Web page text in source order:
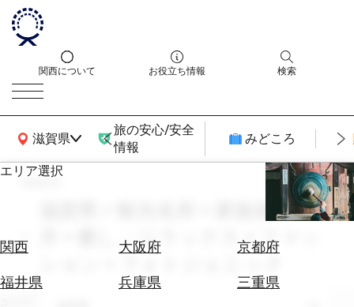
関西について お役立ち情報 検索
滋賀県
関西広域MAP
旅の安心/安全
情報
みどころ
エリア選択
関西 大阪府
京都府
福井県
兵庫県
三重県
エ
券
search
滋賀県 × 観光名所 × 家族旅行 × 5
月 × 癒し・リラックス × ファッ